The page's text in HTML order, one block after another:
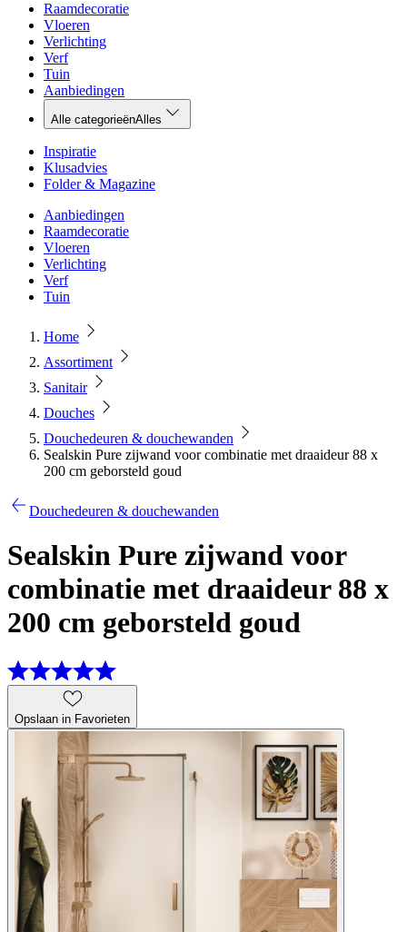
Raamdecoratie
Vloeren
Verlichting
Verf
Tuin
Aanbiedingen
Alle categorieënAlles
Inspiratie
Klusadvies
Folder & Magazine
Aanbiedingen
Raamdecoratie
Vloeren
Verlichting
Verf
Tuin
Home
Assortiment
Sanitair
Douches
Douchedeuren & douchewanden
Sealskin Pure zijwand voor combinatie met draaideur 88 x
200 cm geborsteld goud
Douchedeuren & douchewanden
Sealskin Pure zijwand voor
combinatie met draaideur 88 x
200 cm geborsteld goud
Opslaan in Favorieten